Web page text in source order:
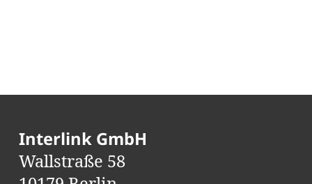
Interlink GmbH
Wallstraße 58